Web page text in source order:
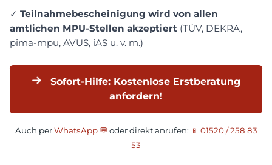
✓ Teilnahmebescheinigung wird von allen
amtlichen MPU-Stellen akzeptiert (TÜV, DEKRA,
pima-mpu, AVUS, iAS u. v. m.)
Sofort-Hilfe: Kostenlose Erstberatung
anfordern!
Auch perWhatsApp 💬 oder direkt anrufen: 📱 01520 / 258 83
53